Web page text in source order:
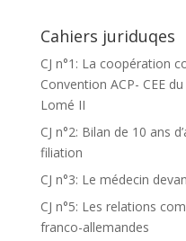
Cahiers juriduqes
CJ n°1: La coopération
Convention ACP- CEE
Lomé II
CJ n°2: Bilan de 10 ans
filiation
CJ n°3: Le médecin
CJ n°5: Les relations
franco-allemandes